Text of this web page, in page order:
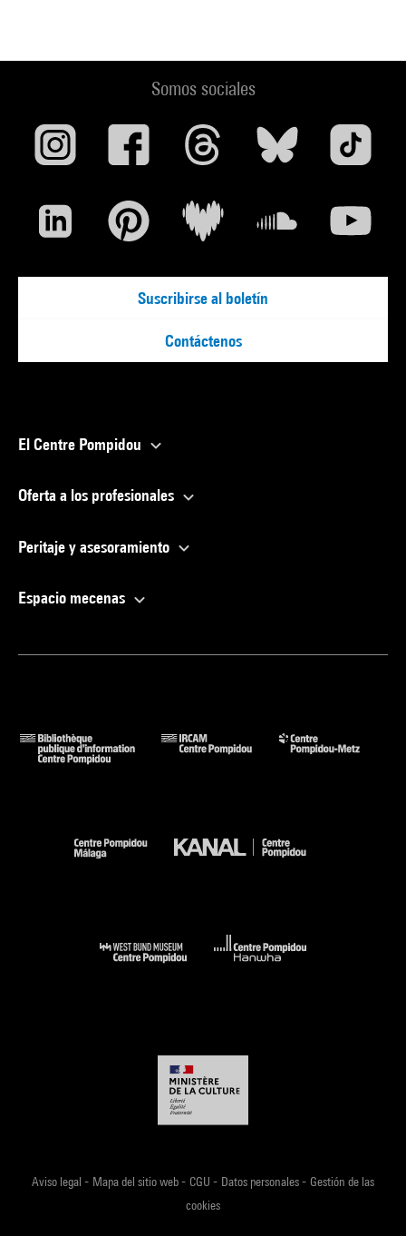
Somos sociales
Suscribirse al boletín
Contáctenos
El Centre Pompidou
Oferta a los profesionales
Peritaje y asesoramiento
Espacio mecenas
Aviso legal - Mapa del sitio web- CGU - Datos personales- Gestión de las
cookies